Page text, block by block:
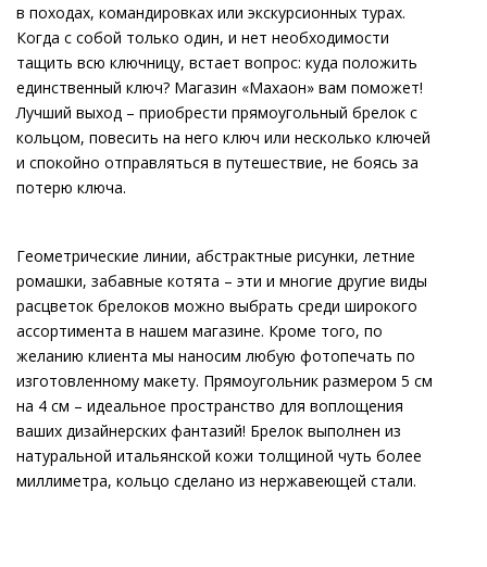
в походах, командировках или экскурсионных турах.
Когда с собой только один, и нет необходимости
тащить всю ключницу, встает вопрос: куда положить
единственный ключ? Магазин «Махаон» вам поможет!
Лучший выход – приобрести прямоугольный брелок с
кольцом, повесить на него ключ или несколько ключей
и спокойно отправляться в путешествие, не боясь за
потерю ключа.
Геометрические линии, абстрактные рисунки, летние
ромашки, забавные котята – эти и многие другие виды
расцветок брелоков можно выбрать среди широкого
ассортимента в нашем магазине. Кроме того, по
желанию клиента мы наносим любую фотопечать по
изготовленному макету. Прямоугольник размером 5 см
на 4 см – идеальное пространство для воплощения
ваших дизайнерских фантазий! Брелок выполнен из
натуральной итальянской кожи толщиной чуть более
миллиметра, кольцо сделано из нержавеющей стали.